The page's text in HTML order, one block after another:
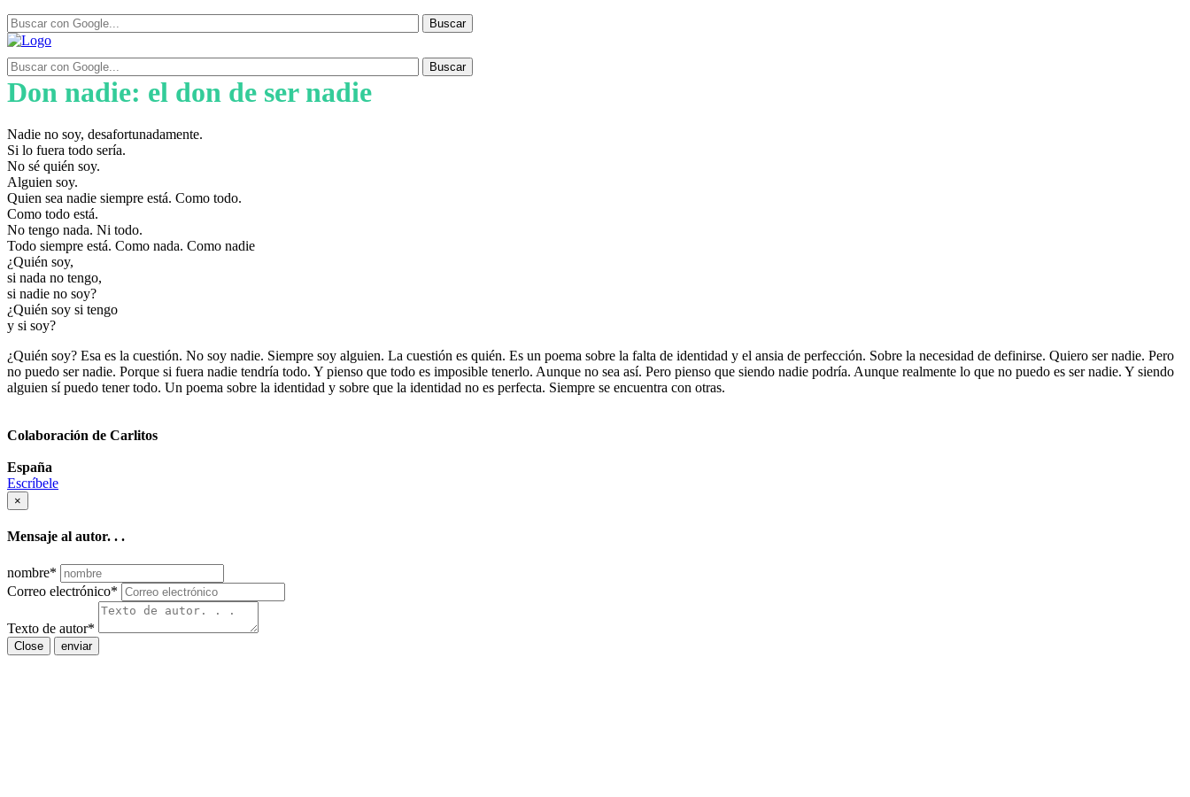
Buscar
Buscar
Don nadie: el don de ser nadie
Nadie no soy, desafortunadamente.
Si lo fuera todo sería.
No sé quién soy.
Alguien soy.
Quien sea nadie siempre está. Como todo.
Como todo está.
No tengo nada. Ni todo.
Todo siempre está. Como nada. Como nadie
¿Quién soy,
si nada no tengo,
si nadie no soy?
¿Quién soy si tengo
y si soy?
¿Quién soy? Esa es la cuestión. No soy nadie. Siempre soy alguien. La cuestión es quién. Es un poema sobre la falta de identidad y el ansia de perfección. Sobre la necesidad de definirse. Quiero ser nadie. Pero
no puedo ser nadie. Porque si fuera nadie tendría todo. Y pienso que todo es imposible tenerlo. Aunque no sea así. Pero pienso que siendo nadie podría. Aunque realmente lo que no puedo es ser nadie. Y siendo
alguien sí puedo tener todo. Un poema sobre la identidad y sobre que la identidad no es perfecta. Siempre se encuentra con otras.
Colaboración de Carlitos
España
Escríbele
×
Mensaje al autor. . .
nombre*
Correo electrónico*
Texto de autor*
Close enviar